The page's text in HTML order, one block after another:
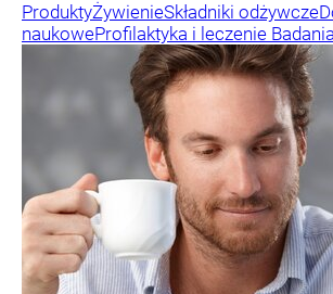
ProduktyŻywienieSkładniki odżywcze
naukoweProfilaktyka i leczenie Badania